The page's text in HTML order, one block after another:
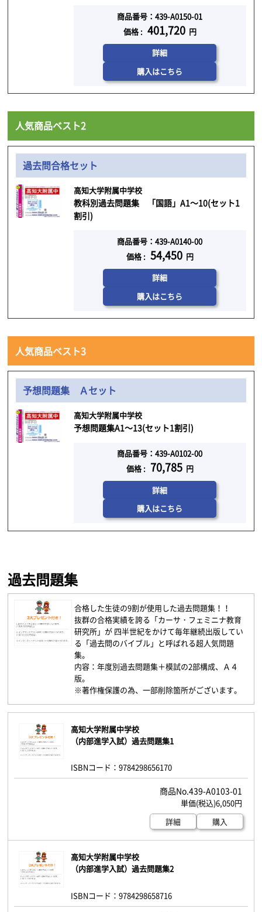
商品番号：439-A0150-01
価格 : 401,720 円
詳細
購入はこちら
人気商品ベスト2
過去問合格セット
高知大学附属中学校
教科別過去問題集 「国語」A1～10(セット1
割引)
商品番号：439-A0140-00
価格 : 54,450 円
詳細
購入はこちら
人気商品ベスト3
予想問題集 Ａセット
高知大学附属中学校
予想問題集A1～13(セット1割引)
商品番号：439-A0102-00
価格 : 70,785 円
詳細
購入はこちら
過去問題集
合格した生徒の9割が使用した過去問題集！！
抜群の合格実績を誇る「カーサ・フェミニナ教育
研究所」が 四半世紀をかけて毎年継続出版してい
る「過去問のバイブル」と呼ばれる超人気問題
集。
内容：年度別過去問題集＋模試の2部構成、Ａ４
版。
※著作権保護の為、一部削除箇所がございます。
高知大学附属中学校
（内部進学入試）過去問題集1
ISBNコード：9784298656170
439-A0103-01
6,050円
詳細
購入
高知大学附属中学校
（内部進学入試）過去問題集2
ISBNコード：9784298658716